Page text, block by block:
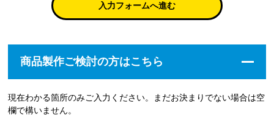
入力フォームへ進む
商品製作ご検討の方はこちら
現在わかる箇所のみご入力ください。まだお決まりでない場合は空
欄で構いません。